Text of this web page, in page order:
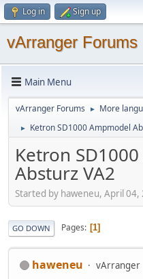
Log in Sign up
vArranger Forums
Main Menu
vArranger Forums ► More
► Ketron SD1000 Ampmodel
Ketron
Absturz VA2
Started by haweneu, April 04,
GO DOWN Pages 1
haweneu vArranger